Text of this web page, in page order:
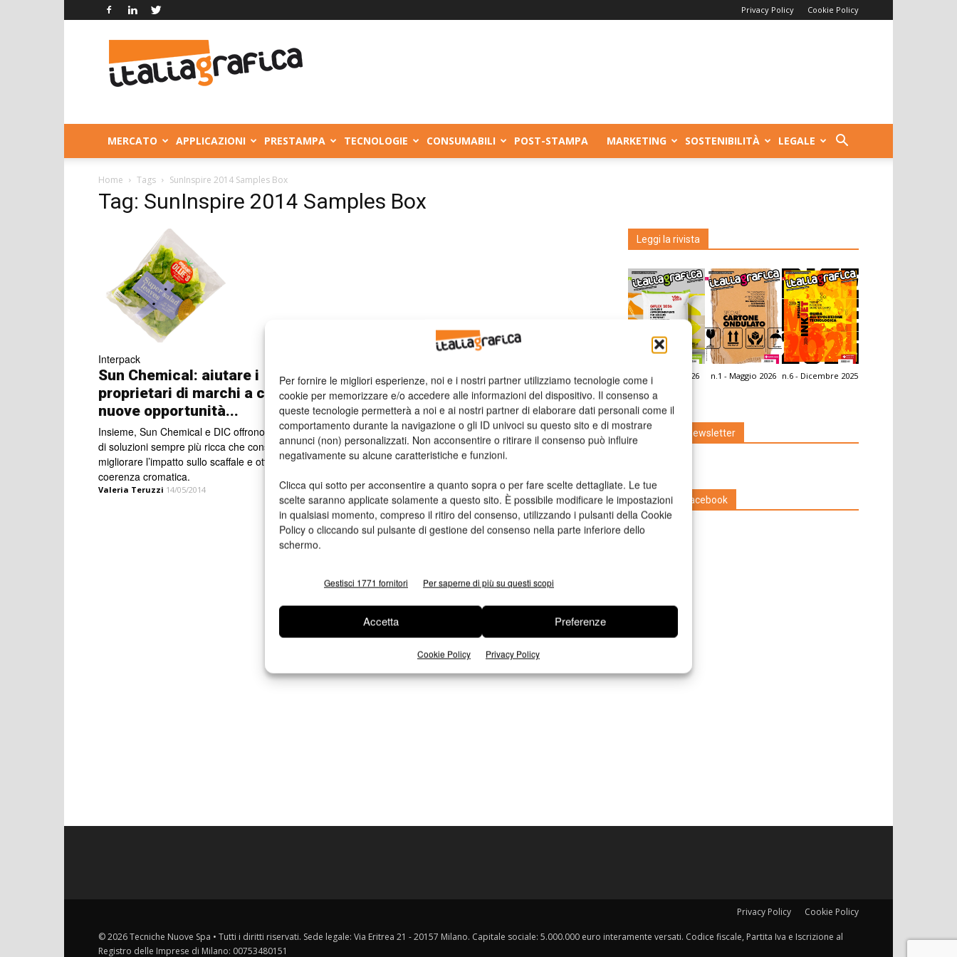
Per fornire le migliori esperienze, noi e i nostri partner utilizziamo tecnologie come i
cookie per memorizzare e/o accedere alle informazioni del dispositivo. Il consenso a
queste tecnologie permetterà a noi e ai nostri partner di elaborare dati personali come il
comportamento durante la navigazione o gli ID univoci su questo sito e di mostrare
annunci (non) personalizzati. Non acconsentire o ritirare il consenso può influire
negativamente su alcune caratteristiche e funzioni.
Clicca qui sotto per acconsentire a quanto sopra o per fare scelte dettagliate. Le tue
scelte saranno applicate solamente a questo sito. È possibile modificare le impostazioni
in qualsiasi momento, compreso il ritiro del consenso, utilizzando i pulsanti della Cookie
Policy o cliccando sul pulsante di gestione del consenso nella parte inferiore dello
schermo.
Gestisci 1771 fornitori Per saperne di più su questi scopi
Accetta Preferenze
Cookie Policy Privacy Policy
Privacy Policy Cookie Policy
Grafica
MERCATO APPLICAZIONI PRESTAMPA TECNOLOGIE CONSUMABILI POST-STAMPA MARKETING SOSTENIBILITÀ LEGALE
Home Tags SunInspire 2014 Samples Box
Tag: SunInspire 2014 Samples Box
Interpack
Sun Chemical: aiutare i
proprietari di marchi a cogliere
nuove opportunità...
Insieme, Sun Chemical e DIC offrono una gamma
di soluzioni sempre più ricca che consentono di
migliorare l’impatto sullo scaffale e ottenere
coerenza cromatica.
Valeria Teruzzi 14/05/2014
Leggi la rivista
n.2 - Giugno 2026 n.1 - Maggio 2026 n.6 - Dicembre 2025
Edicola Web
Iscriviti alla newsletter
Seguici su Facebook
Privacy Policy Cookie Policy
© 2026 Tecniche Nuove Spa • Tutti i diritti riservati. Sede legale: Via Eritrea 21 - 20157 Milano. Capitale sociale: 5.000.000 euro interamente versati. Codice fiscale, Partita Iva e Iscrizione al
Registro delle Imprese di Milano: 00753480151